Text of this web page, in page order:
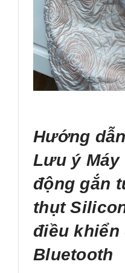
Hướng
Lưu ý
động gắn
thụt
điều khiển
Bluetooth